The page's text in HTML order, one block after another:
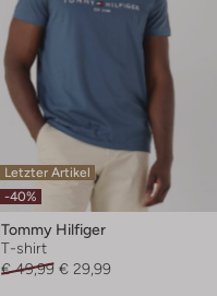
Letzter Artikel
-40%
Tommy Hilfiger
T-shirt
€ 49,99 € 29,99